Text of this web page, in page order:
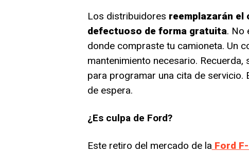
Los distribuidores reemplazarán
defectuoso de forma gratuita. No
donde compraste tu camioneta. Un
mantenimiento necesario.
para programar una cita de
de espera.
¿Es culpa de Ford?
Este retiro del mercado de la Ford